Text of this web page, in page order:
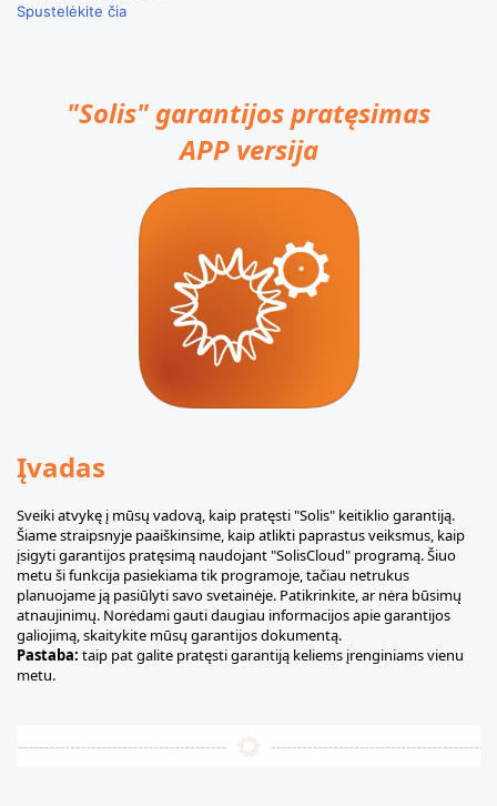
Spustelėkite čia
"Solis" garantijos pratęsimas
APP versija
Įvadas
Sveiki atvykę į mūsų vadovą, kaip pratęsti "Solis" keitiklio garantiją.
Šiame straipsnyje paaiškinsime, kaip atlikti paprastus veiksmus, kaip
įsigyti garantijos pratęsimą naudojant "SolisCloud" programą. Šiuo
metu ši funkcija pasiekiama tik programoje, tačiau netrukus
planuojame ją pasiūlyti savo svetainėje. Patikrinkite, ar nėra būsimų
atnaujinimų. Norėdami gauti daugiau informacijos apie garantijos
galiojimą, skaitykite mūsų garantijos dokumentą.
Pastaba: taip pat galite pratęsti garantiją keliems įrenginiams vienu
metu.